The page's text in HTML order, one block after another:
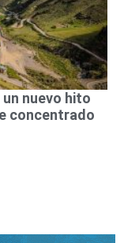
nuevo hito
concentrado